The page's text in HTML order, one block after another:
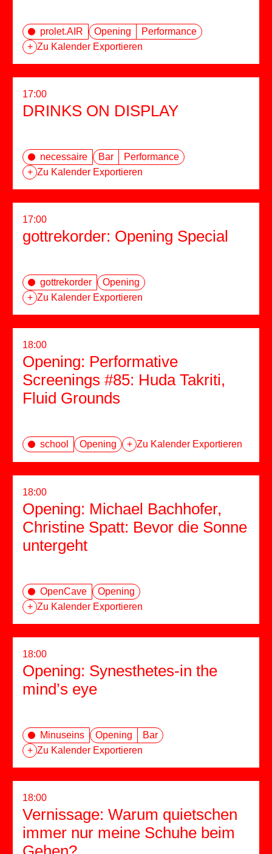
prolet.AIR Opening
Performance
+ Zu Kalender Exportieren
17:00
DRINKS ON DISPLAY
necessaire Bar
Performance
+ Zu Kalender Exportieren
17:00
gottrekorder: Opening Special
gottrekorder
Opening
+ Zu Kalender Exportieren
18:00
Opening: Performative
Screenings #85: Huda Takriti,
Fluid Grounds
school Opening + Zu Kalender Exportieren
18:00
Opening: Michael Bachhofer,
Christine Spatt: Bevor die Sonne
untergeht
OpenCave
Opening
+ Zu Kalender Exportieren
18:00
Opening: Synesthetes-in the
mind’s eye
Minuseins Opening
Bar
+ Zu Kalender Exportieren
18:00
Vernissage: Warum quietschen
immer nur meine Schuhe beim